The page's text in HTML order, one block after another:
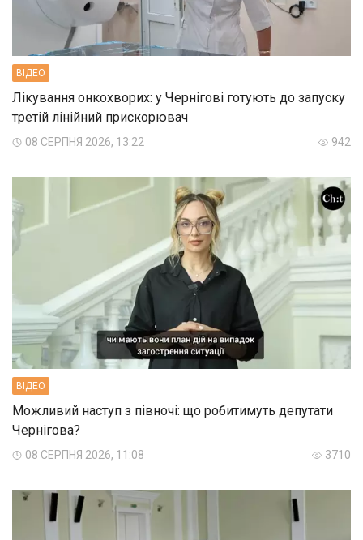
ВIДЕО
Лікування онкохворих: у Чернігові готують до запуску
третій лінійний прискорювач
08 СЕРПНЯ 2026, 13:22 942
ВIДЕО
Можливий наступ з півночі: що робитимуть депутати
Чернігова?
08 СЕРПНЯ 2026, 11:08 3710